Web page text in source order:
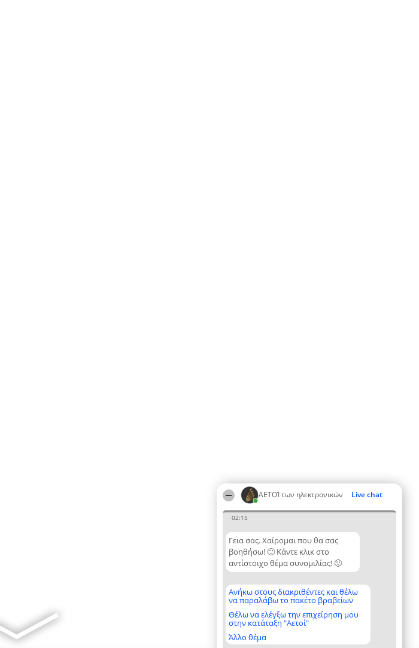
ΑΕΤΟΊ των ηλεκτρονικών Live chat
02:15
Γεια σας. Χαίρομαι που θα σας
βοηθήσω! 🙂 Κάντε κλικ στο
αντίστοιχο θέμα συνομιλίας! 🙂
Ανήκω στους διακριθέντες και θέλω
να παραλάβω το πακέτο βραβείων
Θέλω να ελέγξω την επιχείρηση μου
στην κατάταξη "Αετοί"
Άλλο θέμα